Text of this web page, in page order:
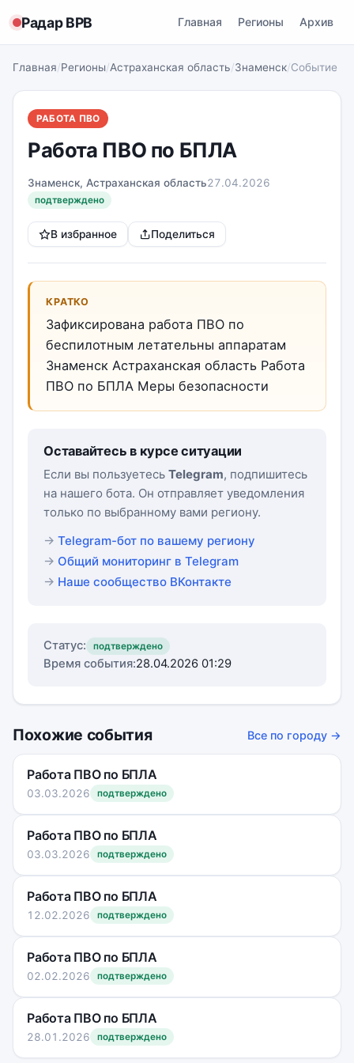
Радар ВРВ Главная Регионы Архив
Главная/Регионы/Астраханская область/Знаменск/Событие
РАБОТА ПВО
Работа ПВО по БПЛА
Знаменск, Астраханская область27.04.2026
подтверждено
В избранное Поделиться
КРАТКО
Зафиксирована работа ПВО по
беспилотным летательны аппаратам
Знаменск Астраханская область Работа
ПВО по БПЛА Меры безопасности
Оставайтесь в курсе ситуации
Если вы пользуетесь Telegram, подпишитесь
на нашего бота. Он отправляет уведомления
только по выбранному вами региону.
Telegram-бот по вашему региону
Общий мониторинг в Telegram
Наше сообщество ВКонтакте
Статус: подтверждено
Время события:28.04.2026 01:29
Похожие события Все по городу →
Работа ПВО по БПЛА
03.03.2026 подтверждено
Работа ПВО по БПЛА
03.03.2026 подтверждено
Работа ПВО по БПЛА
12.02.2026 подтверждено
Работа ПВО по БПЛА
02.02.2026 подтверждено
Работа ПВО по БПЛА
28.01.2026 подтверждено